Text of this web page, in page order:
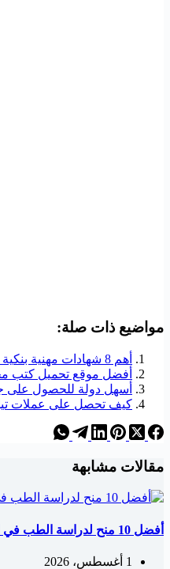
مواضيع ذات صلة:
أهم 8 شهادات مهنية بنكية لعام 2026
أفضل موقع تحميل كتب مجانية: 10 مواقع
أسهل دولة للحصول على
كيف تحصل على عملات
مقالات مشابهة
أفضل 10 منح لدراسة الطب في الدول العربية 2026 مجاناً
1 أغسطس، 2026